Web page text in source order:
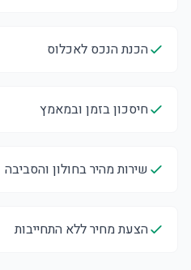
הכנת הנכס לאכלוס
חיסכון בזמן ובמאמץ
שירות מהיר בחולון והסביבה
הצעת מחיר ללא התחייבות